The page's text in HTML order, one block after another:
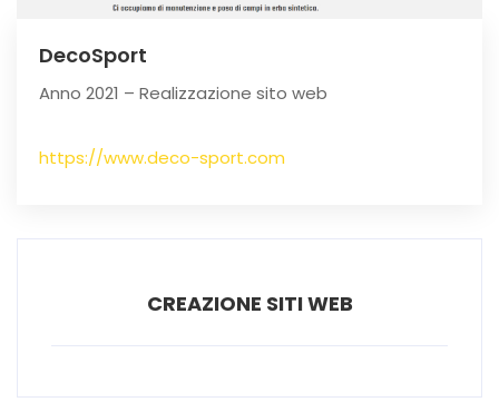
DecoSport
Anno 2021 – Realizzazione sito web
https://www.deco-sport.com
CREAZIONE SITI WEB